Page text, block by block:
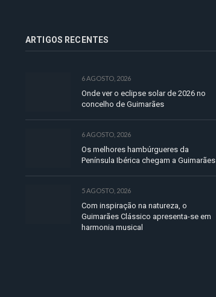
ARTIGOS RECENTES
6 AGOSTO, 2026
Onde ver o eclipse solar de 2026 no
concelho de Guimarães
6 AGOSTO, 2026
Os melhores hambúrgueres da
Península Ibérica chegam a Guimarães
5 AGOSTO, 2026
Com inspiração na natureza, o
Guimarães Clássico apresenta-se em
harmonia musical